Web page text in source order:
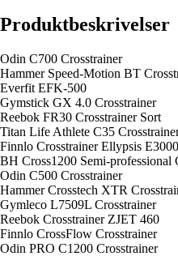
Produktbeskrivelser
Odin C700 Crosstrainer
Hammer Speed-Motion BT
Everfit EFK-500
Gymstick GX 4.0 Crosstrainer
Reebok FR30 Crosstrainer Sort
Titan Life Athlete C35
Finnlo Crosstrainer Ellypsis E3000
BH Cross1200 Semi-professional
Odin C500 Crosstrainer
Hammer Crosstech XTR
Gymleco L7509L Crosstrainer
Reebok Crosstrainer ZJET 460
Finnlo CrossFlow Crosstrainer
Odin PRO C1200 Crosstrainer